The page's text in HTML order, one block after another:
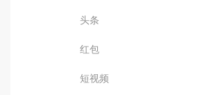
头条
红包
短视频